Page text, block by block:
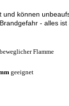
können
- alles ist
Flamme
geeignet